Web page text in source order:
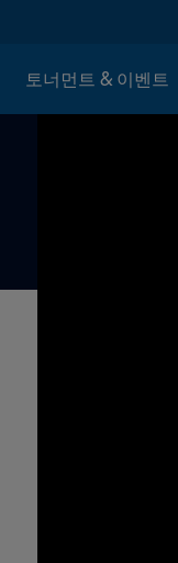
토너먼트 & 이벤트